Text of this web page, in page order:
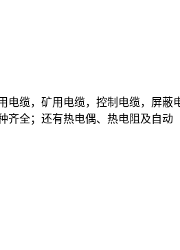
缆，矿用电缆，控制电缆，屏蔽
齐全；还有热电偶、热电阻及自动